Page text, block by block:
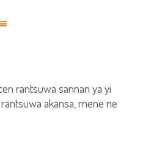
rantsuwa sannan ya yi
akansa, mene ne